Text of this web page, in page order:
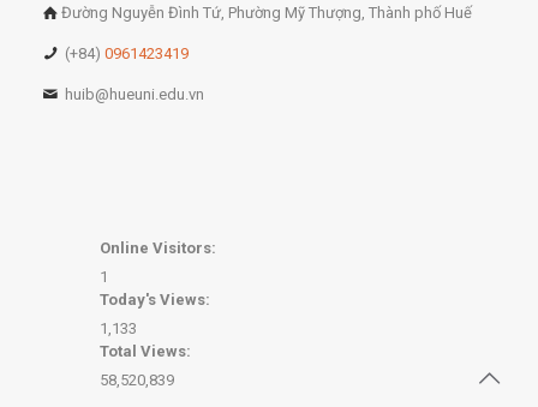
Đường Nguyễn Đình Tứ, Phường Mỹ Thượng, Thành phố Huế
(+84)0961423419
huib@hueuni.edu.vn
Online Visitors:
1
Today's Views:
1,133
Total Views:
58,520,839